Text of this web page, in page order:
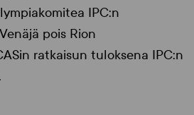
IPC:n
pois Rion
ratkaisun tuloksena IPC:n